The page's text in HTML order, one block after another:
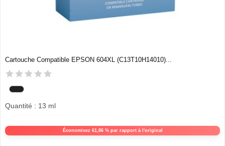
Cartouche Compatible EPSON 604XL (C13T10H14010)...
Économisez 61,86 % par rapport à l'original
Quantité : 13 ml